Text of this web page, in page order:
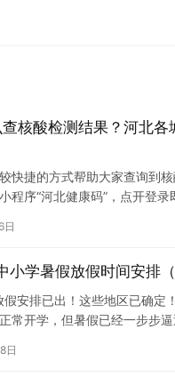
核酸检测结果？河北各
快捷的方式帮助大家查询到
程序“河北健康码”，点开登
日
小学暑假放假时间安排（
安排已出！这些地区已确定
常开学，但暑假已经一步步
日